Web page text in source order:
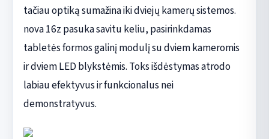
tačiau optiką sumažina iki dviejų kamerų sistemos.
nova 16z pasuka savitu keliu, pasirinkdamas
tabletės formos galinį modulį su dviem kameromis
ir dviem LED blykstėmis. Toks išdėstymas atrodo
labiau efektyvus ir funkcionalus nei
demonstratyvus.